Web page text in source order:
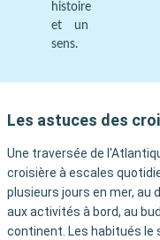
histoire
et un
sens.
Les astuces des
Une traversée de
croisière à escales
plusieurs jours en mer, au
aux activités à bord, au
continent. Les habitués le